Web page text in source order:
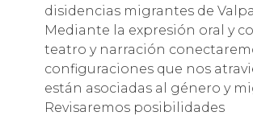
disidencias migrantes de
Mediante la expresión oral y
teatro y narración
configuraciones que nos
están asociadas al género y
Revisaremos posibilidades